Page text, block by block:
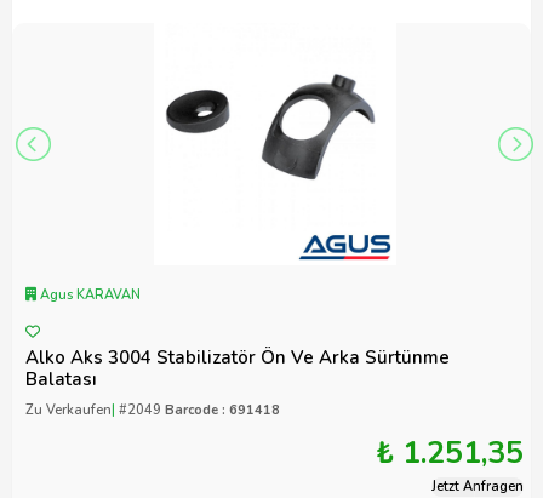
Agus KARAVAN
Alko Aks 3004 Stabilizatör Ön Ve Arka Sürtünme
Balatası
Zu Verkaufen| #2049 Barcode : 691418
₺ 1.251,35
Jetzt Anfragen